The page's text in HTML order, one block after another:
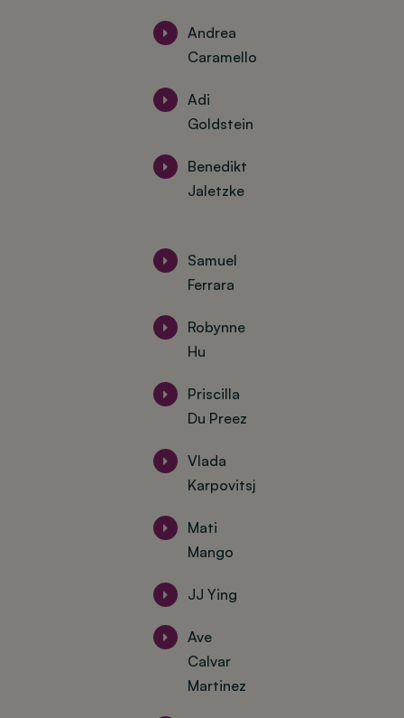
Andrea
Caramello
Adi
Goldstein
Benedikt
Jaletzke
Samuel
Ferrara
Robynne
Hu
Priscilla
Du Preez
Vlada
Karpovitsj
Mati
Mango
JJ Ying
Ave
Calvar
Martinez